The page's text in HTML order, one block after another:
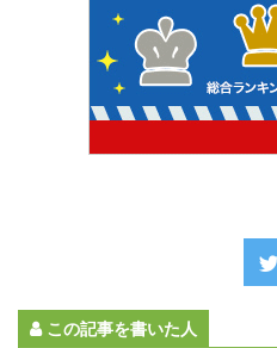
この記事を書いた人